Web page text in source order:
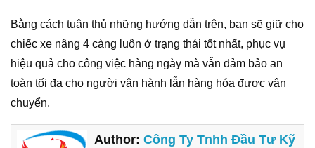
Bằng cách tuân thủ những hướng dẫn trên, bạn sẽ giữ cho
chiếc xe nâng 4 càng luôn ở trạng thái tốt nhất, phục vụ
hiệu quả cho công việc hàng ngày mà vẫn đảm bảo an
toàn tối đa cho người vận hành lẫn hàng hóa được vận
chuyển.
Author:Công Ty Tnhh Đầu Tư Kỹ